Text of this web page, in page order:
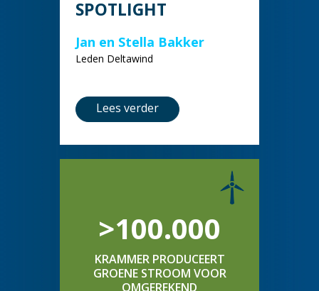
SPOTLIGHT
Jan en Stella Bakker
Leden Deltawind
Lees verder
>100.000
KRAMMER PRODUCEERT
GROENE STROOM VOOR
OMGEREKEND